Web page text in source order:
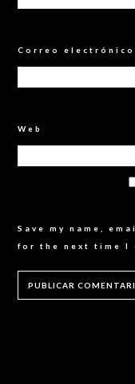
Correo electrónico
Web
Save my name,
for the next time I